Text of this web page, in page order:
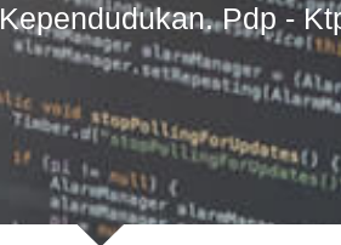
Kependudukan. Pdp -